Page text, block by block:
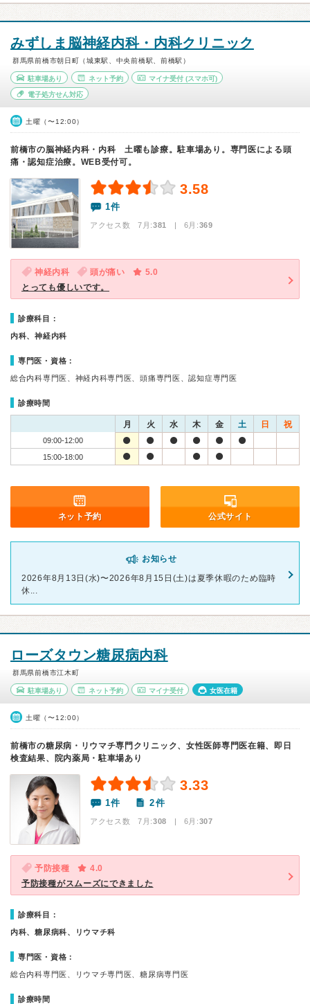
みずしま脳神経内科・内科クリニック
群馬県前橋市朝日町（城東駅、中央前橋駅、前橋駅）
駐車場あり ネット予約 マイナ受付 (スマホ可)
電子処方せん対応
土曜（〜12:00）
前橋市の脳神経内科・内科 土曜も診療。駐車場あり。専門医による頭
痛・認知症治療。WEB受付可。
3.58
1件
アクセス数 7月:381 | 6月:369
神経内科 頭が痛い
5.0
とっても優しいです。
診療科目：
内科、神経内科
専門医・資格：
総合内科専門医、神経内科専門医、頭痛専門医、認知症専門医
診療時間
月 火 水 木 金 土 日 祝
09:00-12:00
15:00-18:00
ネット予約 公式サイト
お知らせ
2026年8月13日(水)〜2026年8月15日(土)は夏季休暇のため臨時
休...
ローズタウン糖尿病内科
群馬県前橋市江木町
駐車場あり ネット予約 マイナ受付 女医在籍
土曜（〜12:00）
前橋市の糖尿病・リウマチ専門クリニック、女性医師専門医在籍、即日
検査結果、院内薬局・駐車場あり
3.33
1件 2件
アクセス数 7月:308 | 6月:307
予防接種
4.0
予防接種がスムーズにできました
診療科目：
内科、糖尿病科、リウマチ科
専門医・資格：
総合内科専門医、リウマチ専門医、糖尿病専門医
診療時間